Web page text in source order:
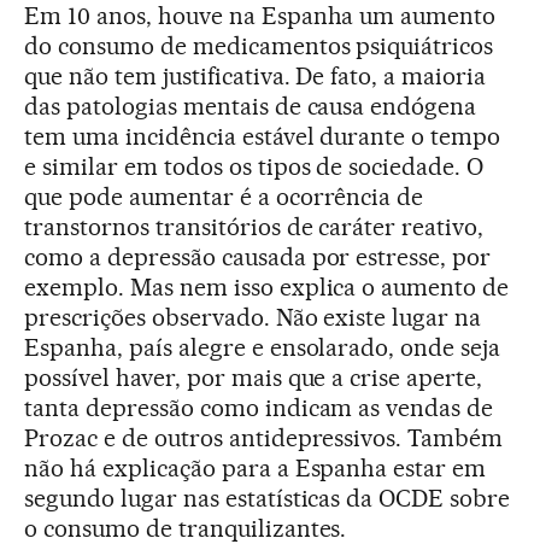
Em 10 anos, houve na Espanha um aumento
do consumo de medicamentos psiquiátricos
que não tem justificativa. De fato, a maioria
das patologias mentais de causa endógena
tem uma incidência estável durante o tempo
e similar em todos os tipos de sociedade. O
que pode aumentar é a ocorrência de
transtornos transitórios de caráter reativo,
como a depressão causada por estresse, por
exemplo. Mas nem isso explica o aumento de
prescrições observado. Não existe lugar na
Espanha, país alegre e ensolarado, onde seja
possível haver, por mais que a crise aperte,
tanta depressão como indicam as vendas de
Prozac e de outros antidepressivos. Também
não há explicação para a Espanha estar em
segundo lugar nas estatísticas da OCDE sobre
o consumo de tranquilizantes.